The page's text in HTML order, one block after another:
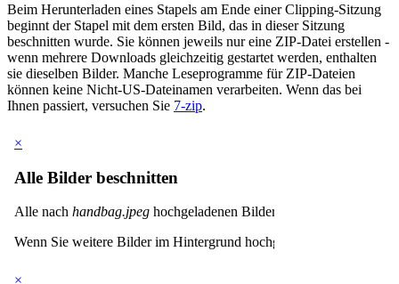
Beim Herunterladen eines Stapels am Ende einer Clipping-Sitzung
beginnt der Stapel mit dem ersten Bild, das in dieser Sitzung
beschnitten wurde. Sie können jeweils nur eine ZIP-Datei erstellen -
wenn mehrere Downloads gleichzeitig gestartet werden, enthalten
sie dieselben Bilder. Manche Leseprogramme für ZIP-Dateien
können keine Nicht-US-Dateinamen verarbeiten. Wenn das bei
Ihnen passiert, versuchen Sie 7-zip.